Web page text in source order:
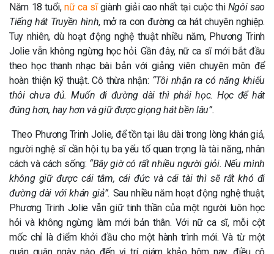
Năm 18 tuổi,nữ ca sĩgiành giải cao nhất tại cuộc thi Ngôi sao
Tiếng hát Truyền hình, mở ra con đường ca hát chuyên nghiệp.
Tuy nhiên, dù hoạt động nghệ thuật nhiều năm, Phương Trinh
Jolie vẫn không ngừng học hỏi. Gần đây, nữ ca sĩ mới bắt đầu
theo học thanh nhạc bài bản với giảng viên chuyên môn để
hoàn thiện kỹ thuật. Cô thừa nhận: “Tôi nhận ra có năng khiếu
thôi chưa đủ. Muốn đi đường dài thì phải học. Học để hát
đúng hơn, hay hơn và giữ được giọng hát bền lâu”.
Theo Phương Trinh Jolie, để tồn tại lâu dài trong lòng khán giả,
người nghệ sĩ cần hội tụ ba yếu tố quan trọng là tài năng, nhân
cách và cách sống: “Bây giờ có rất nhiều người giỏi. Nếu mình
không giữ được cái tâm, cái đức và cái tài thì sẽ rất khó đi
đường dài với khán giả”. Sau nhiều năm hoạt động nghệ thuật,
Phương Trinh Jolie vẫn giữ tinh thần của một người luôn học
hỏi và không ngừng làm mới bản thân. Với nữ ca sĩ, mỗi cột
mốc chỉ là điểm khởi đầu cho một hành trình mới. Và từ một
quán quân ngày nào đến vị trí giám khảo hôm nay, điều cô